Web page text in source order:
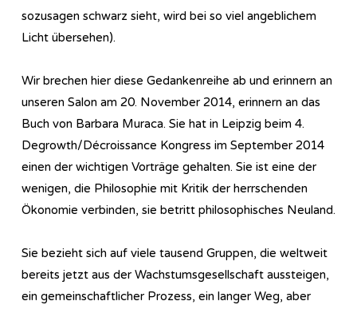
sozusagen schwarz sieht, wird bei so viel angeblichem
Licht übersehen).
Wir brechen hier diese Gedankenreihe ab und erinnern an
unseren Salon am 20. November 2014, erinnern an das
Buch von Barbara Muraca. Sie hat in Leipzig beim 4.
Degrowth/Décroissance Kongress im September 2014
einen der wichtigen Vorträge gehalten. Sie ist eine der
wenigen, die Philosophie mit Kritik der herrschenden
Ökonomie verbinden, sie betritt philosophisches Neuland.
Sie bezieht sich auf viele tausend Gruppen, die weltweit
bereits jetzt aus der Wachstumsgesellschaft aussteigen,
ein gemeinschaftlicher Prozess, ein langer Weg, aber